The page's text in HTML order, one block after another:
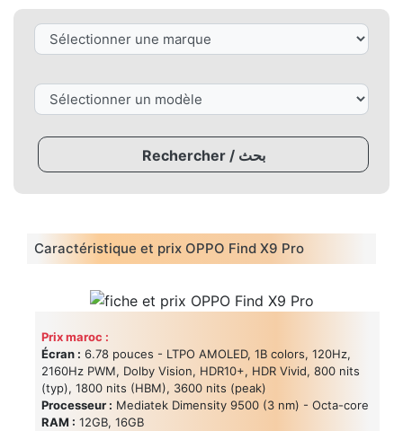
Rechercher / بحث
Caractéristique et prix OPPO Find X9 Pro
Prix maroc :
Écran : 6.78 pouces - LTPO AMOLED, 1B colors, 120Hz,
2160Hz PWM, Dolby Vision, HDR10+, HDR Vivid, 800 nits
(typ), 1800 nits (HBM), 3600 nits (peak)
Processeur : Mediatek Dimensity 9500 (3 nm) - Octa-core
RAM : 12GB, 16GB